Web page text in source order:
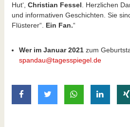
Hut‘, Christian Fessel . Herzlichen
und informativen Geschichten. Sie
Flüsterer“. Ein Fan.“
Wer im Januar 2021zum
spandau@tagesspiegel.de
auf Facebook teilen
auf Twitter teilen
mit Whatsapp
auf